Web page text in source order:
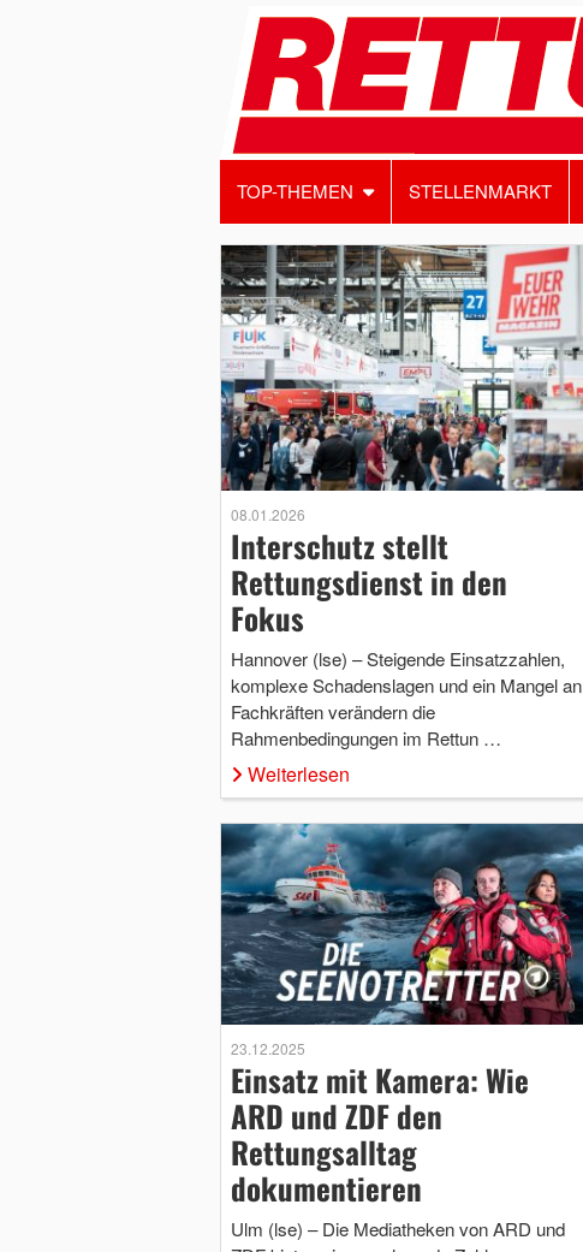
TOP-THEMEN STELLENMARKT
08.01.2026
Interschutz stellt
Rettungsdienst in den
Fokus
Hannover (lse) – Steigende Einsatzzahlen,
komplexe Schadenslagen und ein Mangel an
Fachkräften verändern die
Rahmenbedingungen im Rettun …
Weiterlesen
23.12.2025
Einsatz mit Kamera: Wie
ARD und ZDF den
Rettungsalltag
dokumentieren
Ulm (lse) – Die Mediatheken von ARD und